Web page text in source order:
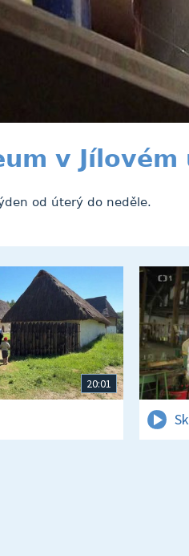
v Jílovém
od úterý do neděle.
20:01